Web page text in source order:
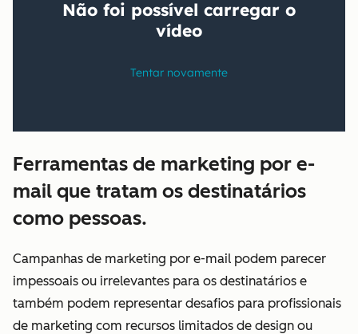
Ferramentas de marketing por e-
mail que tratam os destinatários
como pessoas.
Campanhas de marketing por e-mail podem parecer
impessoais ou irrelevantes para os destinatários e
também podem representar desafios para profissionais
de marketing com recursos limitados de design ou